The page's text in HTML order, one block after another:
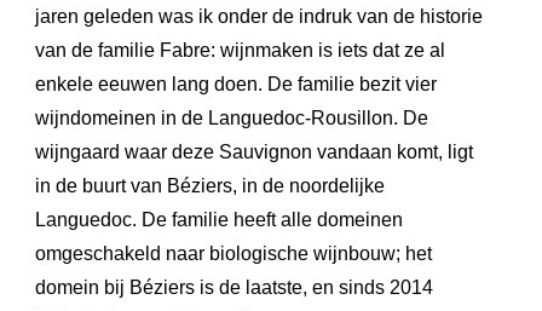
jaren geleden was ik onder de indruk van de historie
van de familie Fabre: wijnmaken is iets dat ze al
enkele eeuwen lang doen. De familie bezit vier
wijndomeinen in de Languedoc-Rousillon. De
wijngaard waar deze Sauvignon vandaan komt, ligt
in de buurt van Béziers, in de noordelijke
Languedoc. De familie heeft alle domeinen
omgeschakeld naar biologische wijnbouw; het
domein bij Béziers is de laatste, en sinds 2014